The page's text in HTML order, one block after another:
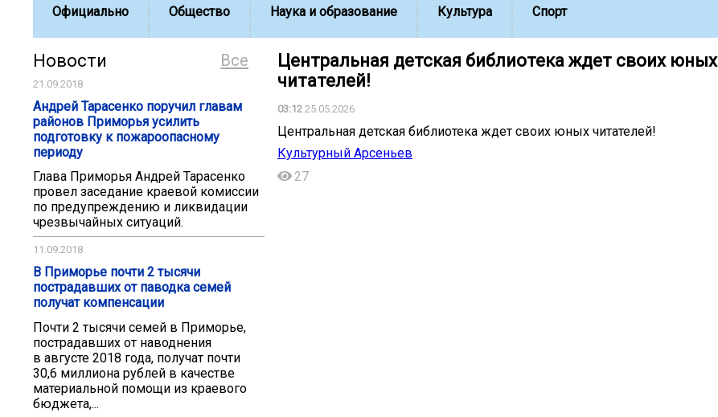
Официально Общество Наука и образование Культура Спорт
Все
Новости
21.09.2018
Андрей Тарасенко поручил главам
районов Приморья усилить
подготовку к пожароопасному
периоду
Глава Приморья Андрей Тарасенко
провел заседание краевой комиссии
по предупреждению и ликвидации
чрезвычайных ситуаций.
11.09.2018
В Приморье почти 2 тысячи
пострадавших от паводка семей
получат компенсации
Почти 2 тысячи семей в Приморье,
пострадавших от наводнения
в августе 2018 года, получат почти
30,6 миллиона рублей в качестве
материальной помощи из краевого
бюджета,...
Центральная детская библиотека ждет своих юных
читателей!
03:12 25.05.2026
Центральная детская библиотека ждет своих юных читателей!
Культурный Арсеньев
27